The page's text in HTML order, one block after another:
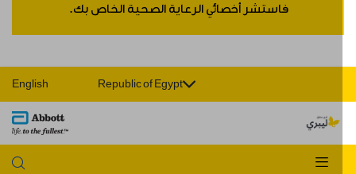
فاستشر أخصائي الرعاية الصحية الخاص بك.
Republic of Egypt
English